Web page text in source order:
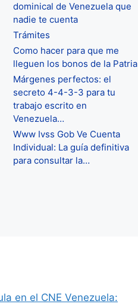
dominical de Venezuela que
nadie te cuenta
Trámites
Como hacer para que me
lleguen los bonos de la Patria
Márgenes perfectos: el
secreto 4-4-3-3 para tu
trabajo escrito en
Venezuela…
Www Ivss Gob Ve Cuenta
Individual: La guía definitiva
para consultar la…
en el CNE Venezuela: